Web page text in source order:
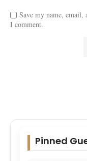
Save my name,
I comment.
Pinned